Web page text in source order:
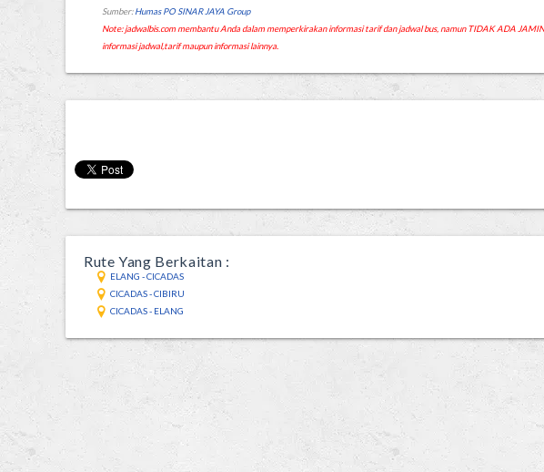
Sumber:Humas PO SINAR JAYA Group
Note: jadwalbis.com membantu Anda dalam memperkirakan informasi tarif dan jadwal bus, namun TIDAK ADA
informasi jadwal,tarif maupun informasi lainnya.
Rute Yang Berkaitan :
ELANG - CICADAS
CICADAS - CIBIRU
CICADAS - ELANG